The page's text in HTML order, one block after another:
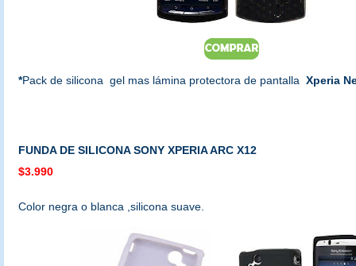
*Pack de silicona gel mas lámina protectora de pantalla Xperia
FUNDA DE SILICONA SONY XPERIA ARC X12
$3.990
Color negra o blanca ,silicona suave.